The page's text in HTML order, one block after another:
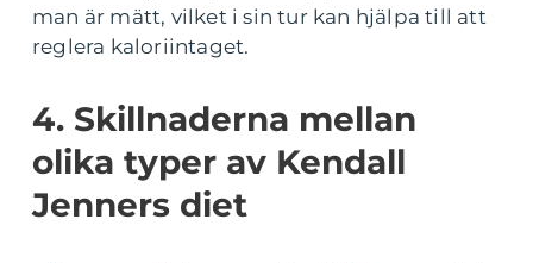
man är mätt, vilket i sin tur kan hjälpa till att
reglera kaloriintaget.
4. Skillnaderna mellan
olika typer av Kendall
Jenners diet